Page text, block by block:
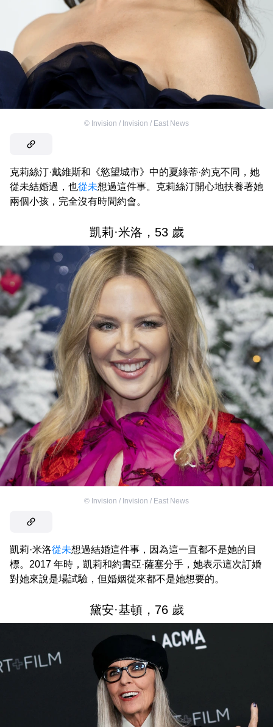
© Invision / Invision / East News
克莉絲汀·戴維斯和《慾望城市》中的夏綠蒂·約克不同，她
從未結婚過，也從未想過這件事。克莉絲汀開心地扶養著她
兩個小孩，完全沒有時間約會。
凱莉·米洛，53 歲
© Invision / Invision / East News
凱莉·米洛從未想過結婚這件事，因為這一直都不是她的目
標。2017 年時，凱莉和約書亞·薩塞分手，她表示這次訂婚
對她來說是場試驗，但婚姻從來都不是她想要的。
黛安·基頓，76 歲